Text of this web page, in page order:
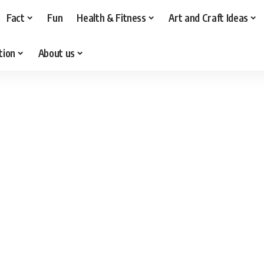
Fact Fun Health & Fitness Art and Craft Ideas
About us